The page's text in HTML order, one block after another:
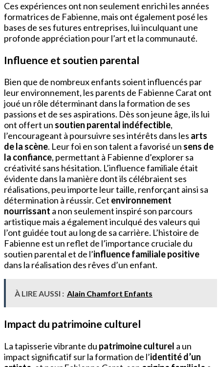
Ces expériences ont non seulement enrichi les années
formatrices de Fabienne, mais ont également posé les
bases de ses futures entreprises, lui inculquant une
profonde appréciation pour l’art et la communauté.
Influence et soutien parental
Bien que de nombreux enfants soient influencés par
leur environnement, les parents de Fabienne Carat ont
joué un rôle déterminant dans la formation de ses
passions et de ses aspirations. Dès son jeune âge, ils lui
ont offert un soutien parental indéfectible,
l’encourageant à poursuivre ses intérêts dans les arts
de la scène. Leur foi en son talent a favorisé un sens de
la confiance, permettant à Fabienne d’explorer sa
créativité sans hésitation. L’influence familiale était
évidente dans la manière dont ils célébraient ses
réalisations, peu importe leur taille, renforçant ainsi sa
détermination à réussir. Cet environnement
nourrissant a non seulement inspiré son parcours
artistique mais a également inculqué des valeurs qui
l’ont guidée tout au long de sa carrière. L’histoire de
Fabienne est un reflet de l’importance cruciale du
soutien parental et de l’influence familiale positive
dans la réalisation des rêves d’un enfant.
À LIRE AUSSI : Alain Chamfort Enfants
Impact du patrimoine culturel
La tapisserie vibrante du patrimoine culturel a un
impact significatif sur la formation de l’identité d’un